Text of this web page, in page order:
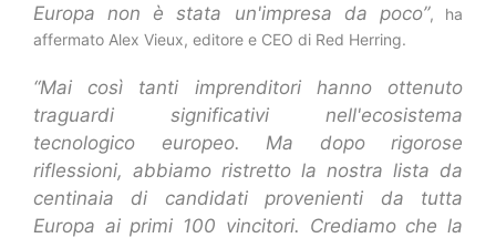
Europa non è stata un'impresa da poco”, ha
affermato Alex Vieux, editore e CEO di Red Herring.
“Mai così tanti imprenditori hanno ottenuto
traguardi significativi nell'ecosistema
tecnologico europeo. Ma dopo rigorose
riflessioni, abbiamo ristretto la nostra lista da
centinaia di candidati provenienti da tutta
Europa ai primi 100 vincitori. Crediamo che la